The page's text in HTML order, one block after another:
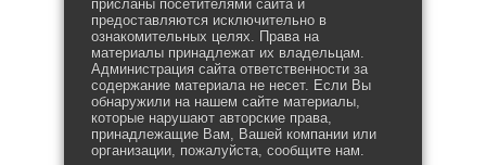
присланы посетителями сайта и
предоставляются исключительно в
ознакомительных целях. Права на
материалы принадлежат их владельцам.
Администрация сайта ответственности за
содержание материала не несет. Если Вы
обнаружили на нашем сайте материалы,
которые нарушают авторские права,
принадлежащие Вам, Вашей компании или
организации, пожалуйста, сообщите нам.